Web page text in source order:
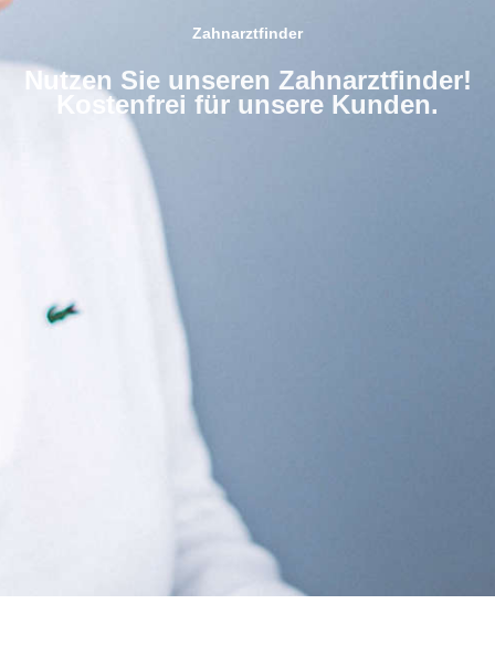
Zahnarztfinder
Nutzen Sie unseren Zahnarztfinder!
Kostenfrei für unsere Kunden.